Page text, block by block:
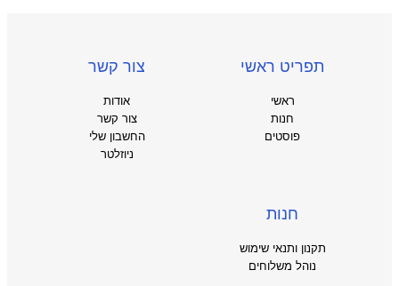
תפריט ראשי
ראשי
חנות
פוסטים
צור קשר
אודות
צור קשר
החשבון שלי
ניוזלטר
חנות
תקנון ותנאי שימוש
נוהל משלוחים